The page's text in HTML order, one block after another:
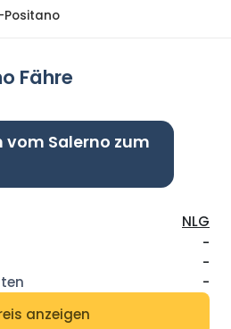
Positano
Fähre
Salerno zum
NLG
-
-
-
anzeigen